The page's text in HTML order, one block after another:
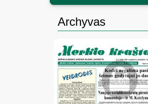
Archyvas